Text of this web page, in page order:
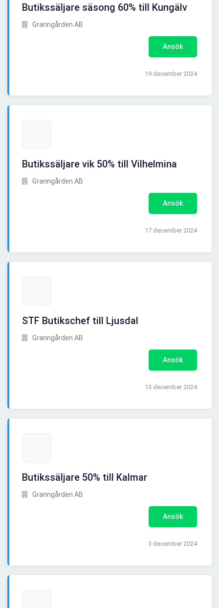
Butikssäljare säsong 60% till Kungälv
Granngården AB
Ansök
19 december 2024
Butikssäljare vik 50% till Vilhelmina
Granngården AB
Ansök
17 december 2024
STF Butikschef till Ljusdal
Granngården AB
Ansök
13 december 2024
Butikssäljare 50% till Kalmar
Granngården AB
Ansök
3 december 2024